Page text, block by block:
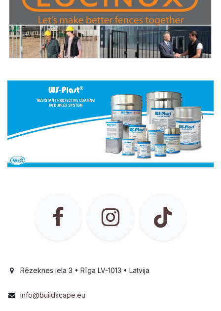
Rēzeknes iela 3 • Rīga LV-1013 • Latvija
info@buildscape.eu